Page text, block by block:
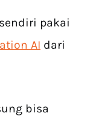
pakai
AI dari
bisa